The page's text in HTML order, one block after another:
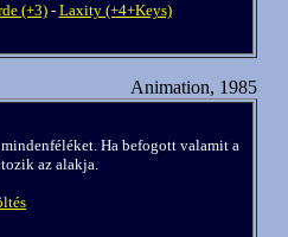
(+3)- Laxity (+4+Keys)
Animation, 1985
Ha befogott valamit a
az alakja.